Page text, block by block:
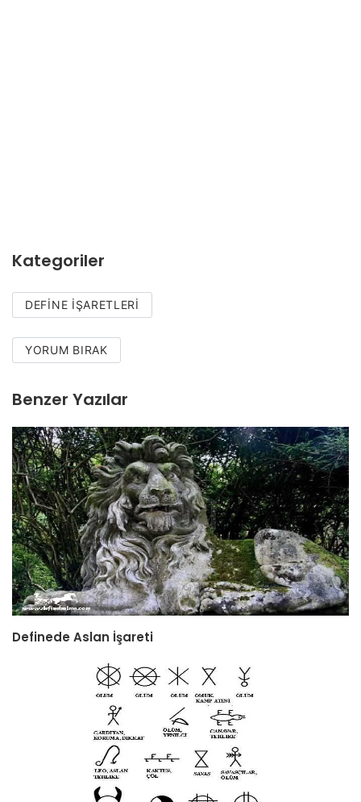
Kategoriler
DEFINE İŞARETLERI
YORUM BIRAK
Benzer Yazılar
Definede Aslan İşareti